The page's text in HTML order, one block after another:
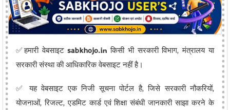
✅हमारी वेबसाइटsabkhojo.in किसी भी सरकारी विभाग, मंत्रालय या
सरकारी संस्था की आधिकारिक वेबसाइट नहीं है।
✅ यह वेबसाइट एक निजी सूचना पोर्टल है, जिसे सरकारी नौकरियों,
योजनाओं, रिजल्ट, एडमिट कार्ड एवं शिक्षा संबंधी जानकारी साझा करने के